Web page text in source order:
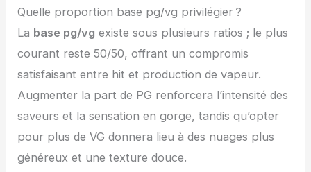
Quelle proportion base pg/vg privilégier ?
La base pg/vg existe sous plusieurs ratios ; le plus
courant reste 50/50, offrant un compromis
satisfaisant entre hit et production de vapeur.
Augmenter la part de PG renforcera l’intensité des
saveurs et la sensation en gorge, tandis qu’opter
pour plus de VG donnera lieu à des nuages plus
généreux et une texture douce.